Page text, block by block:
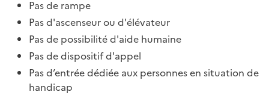
Pas de rampe
Pas d'ascenseur ou d'élévateur
Pas de possibilité d'aide humaine
Pas de dispositif d'appel
Pas d’entrée dédiée aux personnes en situation de
handicap